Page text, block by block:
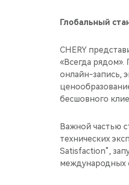
Глобальный
CHERY
«Всегда
онлайн-запись,
бесшовного
Важной частью
технических
Satisfaction”,
международных